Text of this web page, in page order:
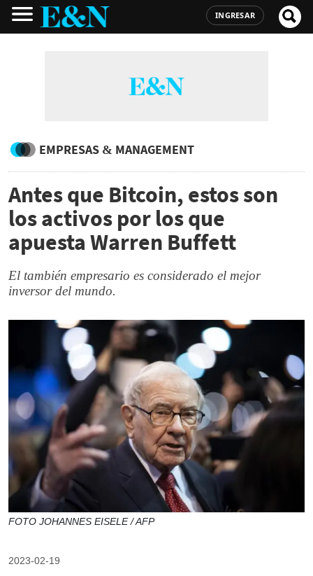
INGRESAR
EMPRESAS & MANAGEMENT
Antes que Bitcoin, estos son
los activos por los que
apuesta Warren Buffett
El también empresario es considerado el mejor
inversor del mundo.
FOTO JOHANNES EISELE / AFP
2023-02-19